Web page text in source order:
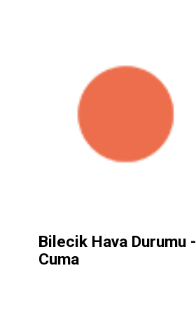
Bilecik Hava Durumu -
Cuma